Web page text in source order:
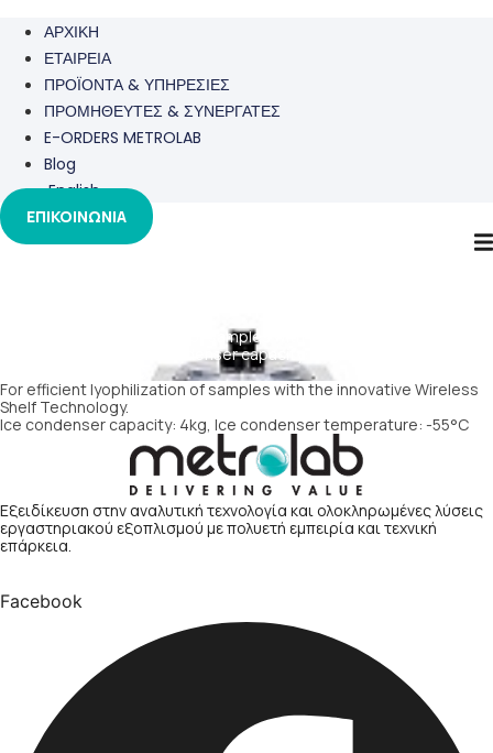
ΑΡΧΙΚΗ
ΕΤΑΙΡΕΙΑ
ΠΡΟΪΟΝΤΑ & ΥΠΗΡΕΣΙΕΣ
ΠΡΟΜΗΘΕΥΤΕΣ & ΣΥΝΕΡΓΑΤΕΣ
E-ORDERS METROLAB
Blog
English
ΕΠΙΚΟΙΝΩΝΙΑ
For efficient lyophilization of samples with the innovative Wireless
Shelf Technology. Ice condenser capacity: 4kg, Ice condenser
For efficient lyophilization of samples with the innovative Wireless
Shelf Technology.
Ice condenser capacity: 4kg, Ice condenser temperature: -55°C
Εξειδίκευση στην αναλυτική τεχνολογία και ολοκληρωμένες λύσεις
εργαστηριακού εξοπλισμού με πολυετή εμπειρία και τεχνική
επάρκεια.
Facebook